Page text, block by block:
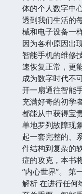
体的个人数字中
透到我们生活的
械和电子设备一
因为各种原因出
智能手机的维修
速恢复正常，更
成为数字时代不
开一扇通往智能
充满好奇的初学
都能从中获得宝
单地罗列故障现
起一套完整的、
件结构到复杂的
症的攻克，本书
“内心世界”。
解析 在进行任何